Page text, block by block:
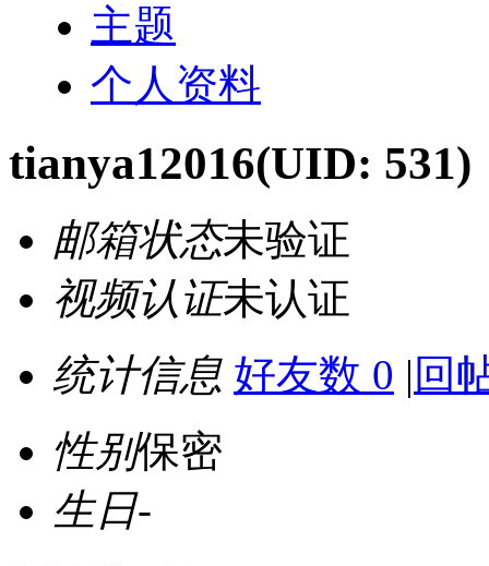
主题
个人资料
tianya12016(UID: 531)
邮箱状态未验证
视频认证未认证
统计信息 好友数 0 | 回
性别保密
生日-